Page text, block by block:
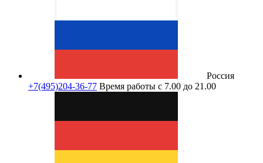
Россия
+7(495)204-36-77 Время работы с 7.00 до 21.00